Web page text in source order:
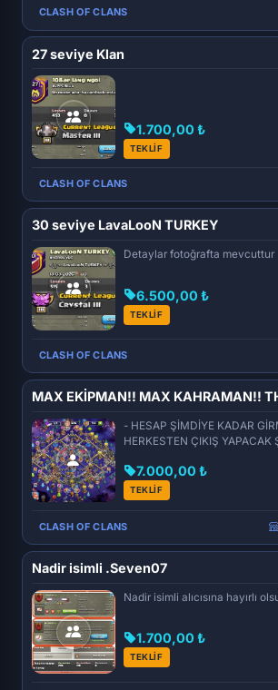
CLASH OF CLANS
27 seviye Klan
1.700,00 ₺
TEKLİF
CLASH OF CLANS
30 seviye LavaLooN TURKEY
Detaylar fotoğrafta mevcuttur
6.500,00 ₺
TEKLİF
CLASH OF CLANS
- HESAP ŞİMDİYE KADAR
HERKESTEN ÇIKIŞ YAPACAK
EDİ...7.000,00 ₺
TEKLİF
CLASH OF CLANS
Nadir isimli .Seven07
Nadir isimli alıcısına hayırlı
1.700,00 ₺
TEKLİF